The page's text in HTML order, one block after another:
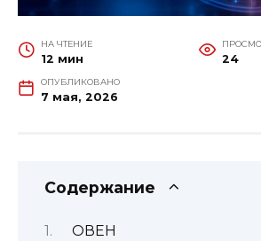
НА ЧТЕНИЕ
12 мин 24
ОПУБЛИКОВАНО
7 мая, 2026
Содержание
ОВЕН